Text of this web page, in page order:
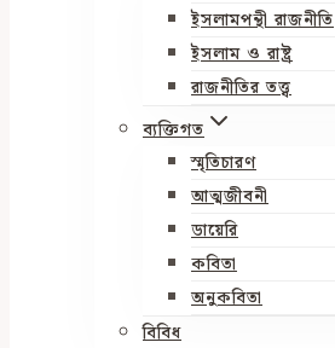
ইসলামপন্থী রাজনীতি
ইসলাম ও রাষ্ট্র
রাজনীতির তত্ত্ব
ব্যক্তিগত
স্মৃতিচারণ
আত্মজীবনী
ডায়েরি
কবিতা
অনুকবিতা
বিবিধ